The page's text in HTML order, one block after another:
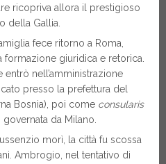
ricopriva allora il prestigioso
della Gallia.
fece ritorno a Roma,
giuridica e retorica.
nell’amministrazione
presso la prefettura del
Bosnia), poi come consularis
da Milano.
morì, la città fu scossa
Ambrogio, nel tentativo di